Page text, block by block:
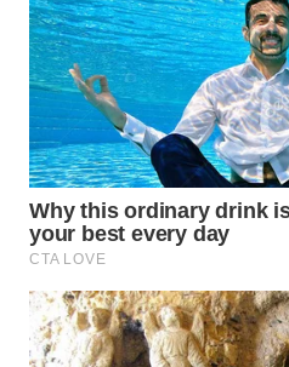
WN
BOROBUDUR
WN
MADURA
WN
SURABAYA
WN
NATUNA